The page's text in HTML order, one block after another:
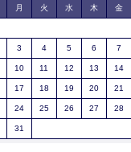
月 火 水 木 金
3 4 5 6 7
10 11 12 13 14
17 18 19 20 21
24 25 26 27 28
31